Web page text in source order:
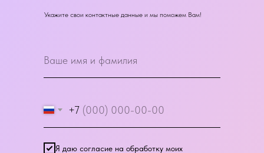
+7
Я даю согласие на обработку моих
Укажите свои контактные данные и мы поможем Вам!